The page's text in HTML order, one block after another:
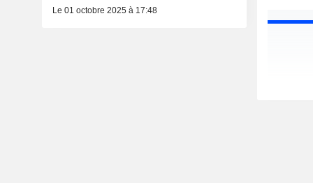
Le 01 octobre 2025 à 17:48